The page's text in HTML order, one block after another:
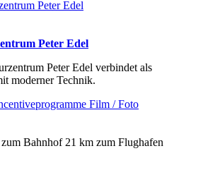
Peter Edel
Peter Edel verbindet als
moderner Technik.
Film / Foto
Bahnhof 21 km zum Flughafen